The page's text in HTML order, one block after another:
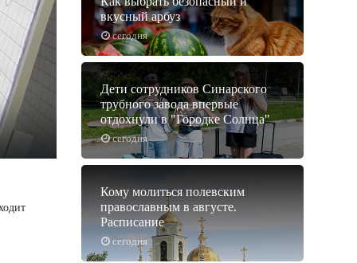
сегодня
вкусный арбуз
сегодня
Дети сотрудников Синарского
трубного завода впервые
отдохнули в "Городке Солнца"
сегодня
Кому молиться полевским
православным в августе.
Расписание